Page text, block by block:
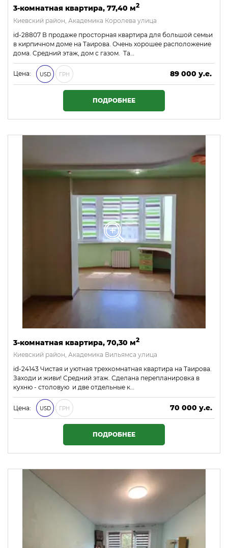
3-комнатная квартира, 77,40 м2
Киевский район, Академика Королева улица
id-28807 В продаже просторная квартира для большой семьи
в кирпичном доме на Таирова. Очень хорошее расположение
дома. Cредний этаж, дом с газом. Та…
Цена: USD ГРН
89 000 у.е.
3 827 000 ₴
ПОДРОБНЕЕ
3-комнатная квартира, 70,30 м2
Киевский район, Академика Вильямса улица
id-24143 Чистая и уютная трехкомнатная квартира на Таирова.
Заходи и живи! Средний этаж. Сделана перепланировка в
кухню - столовую и две отдельные к…
Цена: USD ГРН
70 000 у.е.
3 010 000 ₴
ПОДРОБНЕЕ